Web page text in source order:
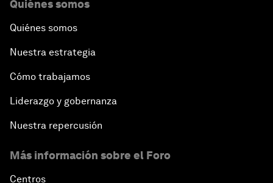
Public Art: Spaces of Hope
China: The Next World Leader?
Artificial Intelligence Unleashed
The Global Implications of China's Financial
Quiénes somos
Quiénes somos
Nuestra estrategia
Cómo trabajamos
Liderazgo y gobernanza
Nuestra repercusión
Más información sobre el Foro
Centros